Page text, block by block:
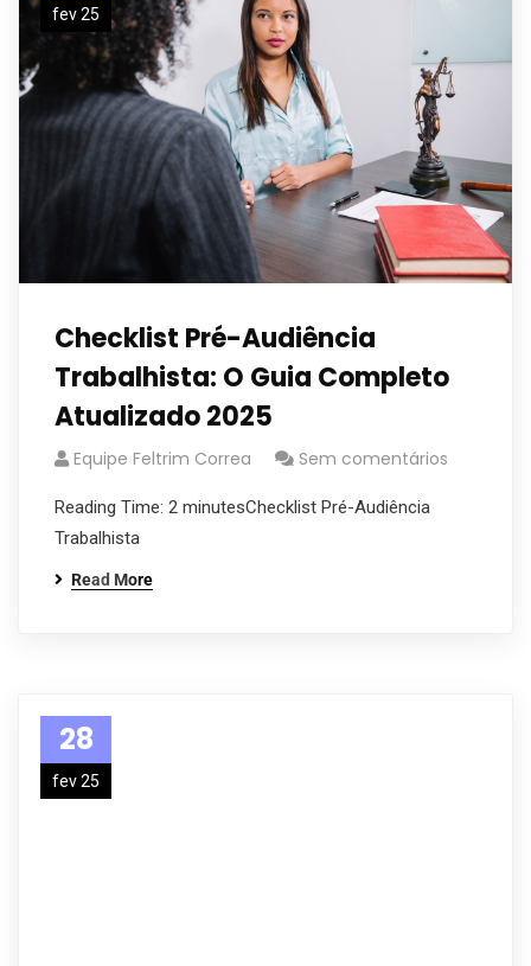
fev 25
Checklist Pré-Audiência
Trabalhista: O Guia Completo
Atualizado 2025
Equipe Feltrim Correa Sem comentários
Reading Time: 2 minutesChecklist Pré-Audiência
Trabalhista
Read More
28
fev 25